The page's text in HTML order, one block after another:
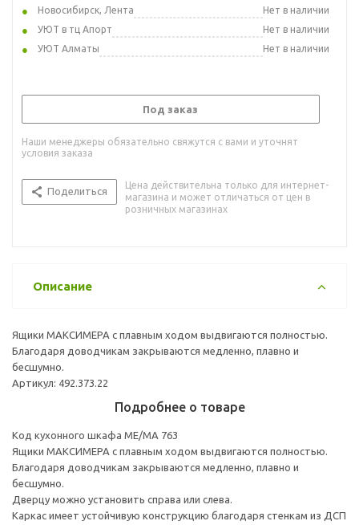
Новосибирск, Лента
Нет в наличии
УЮТ в тц Апорт
Нет в наличии
УЮТ Алматы
Нет в наличии
Под заказ
Наши менеджеры обязательно свяжутся с вами и уточнят
условия заказа
Поделиться
Цена действительна только для интернет-
магазина и может отличаться от цен в
розничных магазинах
Описание
Ящики МАКСИМЕРА с плавным ходом выдвигаются полностью.
Благодаря доводчикам закрываются медленно, плавно и
бесшумно.
Артикул: 492.373.22
Подробнее о товаре
Код кухонного шкафа ME/MA 763
Ящики МАКСИМЕРА с плавным ходом выдвигаются полностью.
Благодаря доводчикам закрываются медленно, плавно и
бесшумно.
Дверцу можно установить справа или слева.
Каркас имеет устойчивую конструкцию благодаря стенкам из ДСП